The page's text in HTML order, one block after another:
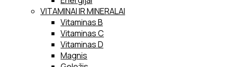
VITAMINAI IR MINERALAI
Vitaminas B
Vitaminas C
Vitaminas D
Magnis